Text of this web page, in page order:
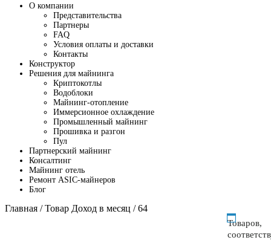
О компании
Представительства
Партнеры
FAQ
Условия оплаты и доставки
Контакты
Конструктор
Решения для майнинга
Криптокотлы
Водоблоки
Майнинг-отопление
Иммерсионное охлаждение
Промышленный майнинг
Прошивка и разгон
Пул
Партнерский майнинг
Консалтинг
Майнинг отель
Ремонт ASIC-майнеров
Блог
Главная / Товар Доход в месяц / 64
Товаров,